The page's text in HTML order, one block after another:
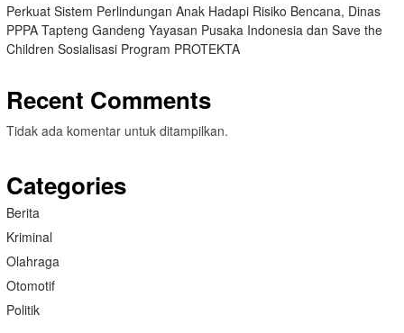
Perkuat Sistem Perlindungan Anak Hadapi Risiko Bencana, Dinas
PPPA Tapteng Gandeng Yayasan Pusaka Indonesia dan Save the
Children Sosialisasi Program PROTEKTA
Recent Comments
Tidak ada komentar untuk ditampilkan.
Categories
Berita
Kriminal
Olahraga
Otomotif
Politik